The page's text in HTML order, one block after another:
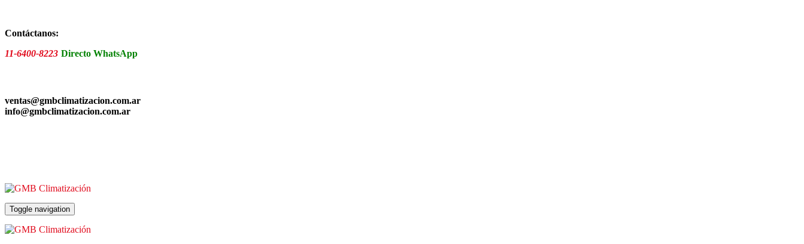
the
Contáctanos:
11-6400-8223 Directo WhatsApp
ventas@gmbclimatizacion.com.ar
info@gmbclimatizacion.com.ar
Toggle navigation